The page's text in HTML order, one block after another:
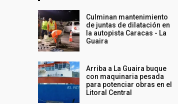
Culminan mantenimiento
de juntas de dilatación en
la autopista Caracas - La
Guaira
Arriba a La Guaira buque
con maquinaria pesada
para potenciar obras en el
Litoral Central